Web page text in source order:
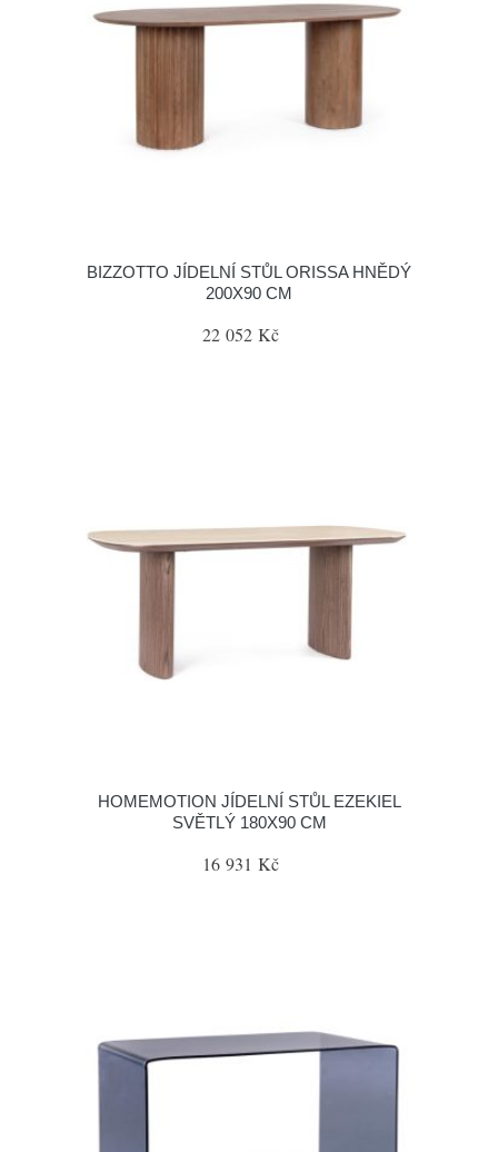
BIZZOTTO JÍDELNÍ STŮL ORISSA HNĚDÝ
200X90 CM
22 052 Kč
HOMEMOTION JÍDELNÍ STŮL EZEKIEL
SVĚTLÝ 180X90 CM
16 931 Kč